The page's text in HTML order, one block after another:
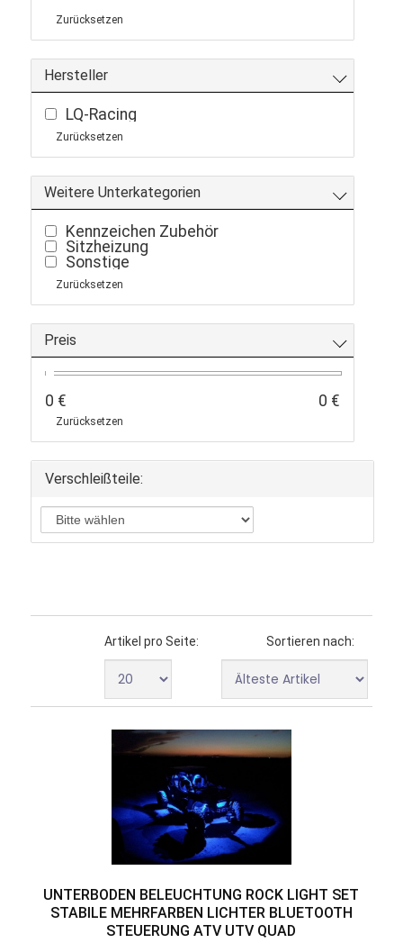
Zurücksetzen
Hersteller
LQ-Racing
Zurücksetzen
Weitere Unterkategorien
Kennzeichen Zubehör
Sitzheizung
Sonstige
Zurücksetzen
Preis
0 € 0 €
Zurücksetzen
Verschleißteile:
Sortieren nach:
Artikel pro Seite:
UNTERBODEN BELEUCHTUNG ROCK LIGHT SET
STABILE MEHRFARBEN LICHTER BLUETOOTH
STEUERUNG ATV UTV QUAD